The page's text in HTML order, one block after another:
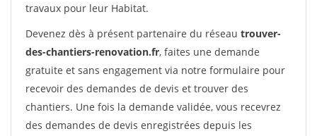
travaux pour leur Habitat.
Devenez dès à présent partenaire du réseau trouver-
des-chantiers-renovation.fr, faites une demande
gratuite et sans engagement via notre formulaire pour
recevoir des demandes de devis et trouver des
chantiers. Une fois la demande validée, vous recevrez
des demandes de devis enregistrées depuis les